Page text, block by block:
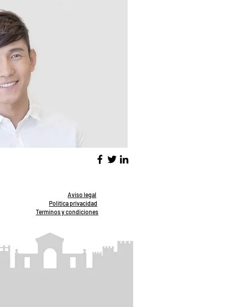
Terminos y condiciones
Politica privacidad
Aviso legal